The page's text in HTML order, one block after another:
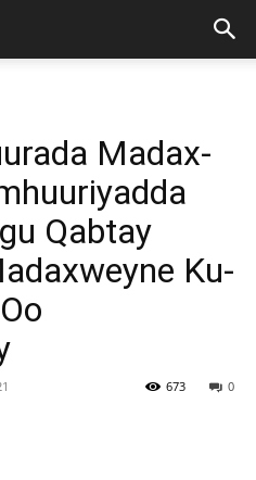
Madax-
Qabtay
Ku-
0
673